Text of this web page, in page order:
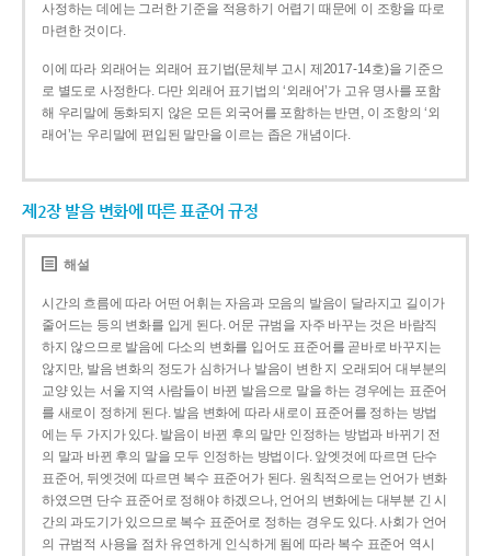
사정하는 데에는 그러한 기준을 적용하기 어렵기 때문에 이 조항을 따로
마련한 것이다.
이에 따라 외래어는 외래어 표기법(문체부 고시 제2017-14호)을 기준으
로 별도로 사정한다. 다만 외래어 표기법의 ‘외래어’가 고유 명사를 포함
해 우리말에 동화되지 않은 모든 외국어를 포함하는 반면, 이 조항의 ‘외
래어’는 우리말에 편입된 말만을 이르는 좁은 개념이다.
제2장 발음 변화에 따른 표준어 규정
해설
시간의 흐름에 따라 어떤 어휘는 자음과 모음의 발음이 달라지고 길이가
줄어드는 등의 변화를 입게 된다. 어문 규범을 자주 바꾸는 것은 바람직
하지 않으므로 발음에 다소의 변화를 입어도 표준어를 곧바로 바꾸지는
않지만, 발음 변화의 정도가 심하거나 발음이 변한 지 오래되어 대부분의
교양 있는 서울 지역 사람들이 바뀐 발음으로 말을 하는 경우에는 표준어
를 새로이 정하게 된다. 발음 변화에 따라 새로이 표준어를 정하는 방법
에는 두 가지가 있다. 발음이 바뀐 후의 말만 인정하는 방법과 바뀌기 전
의 말과 바뀐 후의 말을 모두 인정하는 방법이다. 앞엣것에 따르면 단수
표준어, 뒤엣것에 따르면 복수 표준어가 된다. 원칙적으로는 언어가 변화
하였으면 단수 표준어로 정해야 하겠으나, 언어의 변화에는 대부분 긴 시
간의 과도기가 있으므로 복수 표준어로 정하는 경우도 있다. 사회가 언어
의 규범적 사용을 점차 유연하게 인식하게 됨에 따라 복수 표준어 역시